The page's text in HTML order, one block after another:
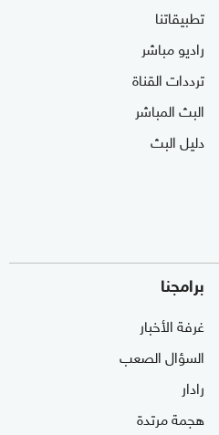
تطبيقاتنا
راديو مباشر
ترددات القناة
البث المباشر
دليل البث
برامجنا
غرفة الأخبار
السؤال الصعب
رادار
هجمة مرتدة